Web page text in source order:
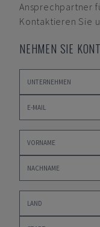
Ansprechpartner
Kontaktieren Sie
NEHMEN SIE